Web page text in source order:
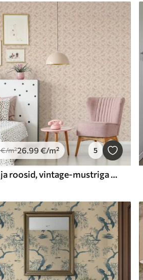
€/m²26.99 €/m² 5
Linnud ja roosid, vintage-mustriga puudritoos